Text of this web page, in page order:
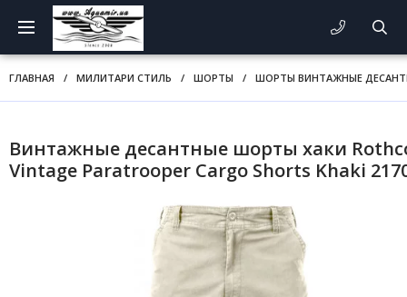
ГЛАВНАЯ / МИЛИТАРИ СТИЛЬ / ШОРТЫ / ШОРТЫ ВИНТАЖНЫЕ
Винтажные десантные шорты хаки
Vintage Paratrooper Cargo Shorts Khaki